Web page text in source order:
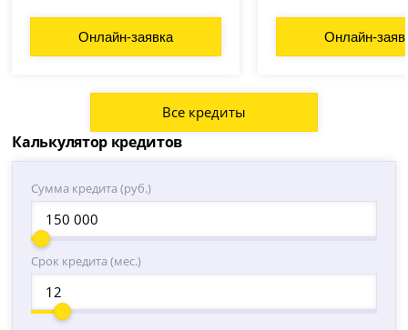
Онлайн-заявка Онлайн-
Все кредиты
Калькулятор кредитов
Сумма кредита (руб.)
Срок кредита (мес.)